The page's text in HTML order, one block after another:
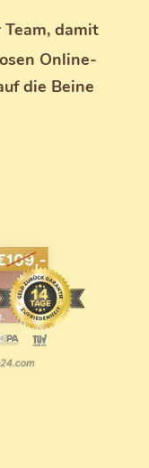
damit
Online-
die Beine